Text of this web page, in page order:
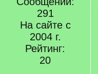
291
На сайте с
2004 г.
Рейтинг:
20